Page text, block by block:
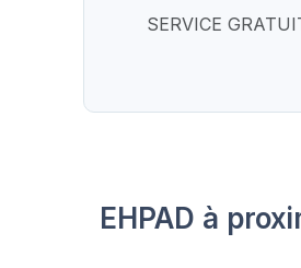
SERVICE
EHPAD à